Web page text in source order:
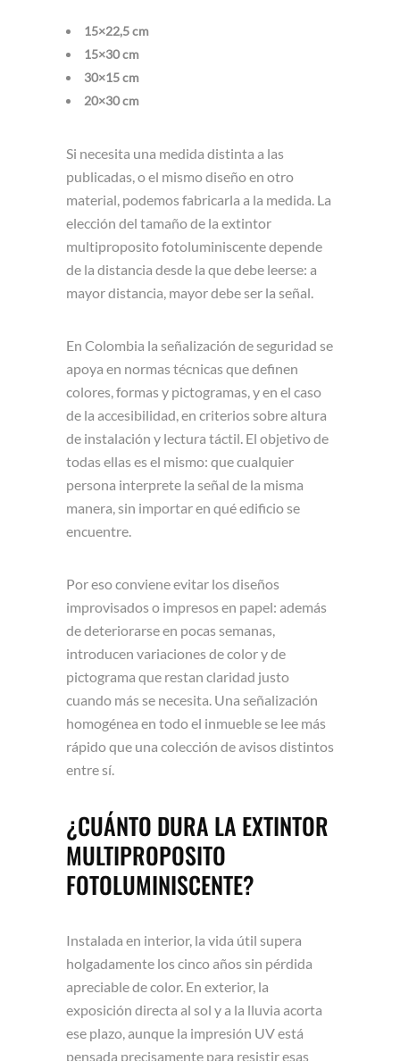
15×22,5 cm
15×30 cm
30×15 cm
20×30 cm
Si necesita una medida distinta a las
publicadas, o el mismo diseño en otro
material, podemos fabricarla a la medida. La
elección del tamaño de la extintor
multiproposito fotoluminiscente depende
de la distancia desde la que debe leerse: a
mayor distancia, mayor debe ser la señal.
En Colombia la señalización de seguridad se
apoya en normas técnicas que definen
colores, formas y pictogramas, y en el caso
de la accesibilidad, en criterios sobre altura
de instalación y lectura táctil. El objetivo de
todas ellas es el mismo: que cualquier
persona interprete la señal de la misma
manera, sin importar en qué edificio se
encuentre.
Por eso conviene evitar los diseños
improvisados o impresos en papel: además
de deteriorarse en pocas semanas,
introducen variaciones de color y de
pictograma que restan claridad justo
cuando más se necesita. Una señalización
homogénea en todo el inmueble se lee más
rápido que una colección de avisos distintos
entre sí.
¿CUÁNTO DURA LA EXTINTOR
MULTIPROPOSITO
FOTOLUMINISCENTE?
Instalada en interior, la vida útil supera
holgadamente los cinco años sin pérdida
apreciable de color. En exterior, la
exposición directa al sol y a la lluvia acorta
ese plazo, aunque la impresión UV está
pensada precisamente para resistir esas